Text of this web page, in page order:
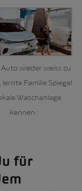
Auto wieder weiss zu
lernte Familie Spiegel
Waschanlage
kennen.
für